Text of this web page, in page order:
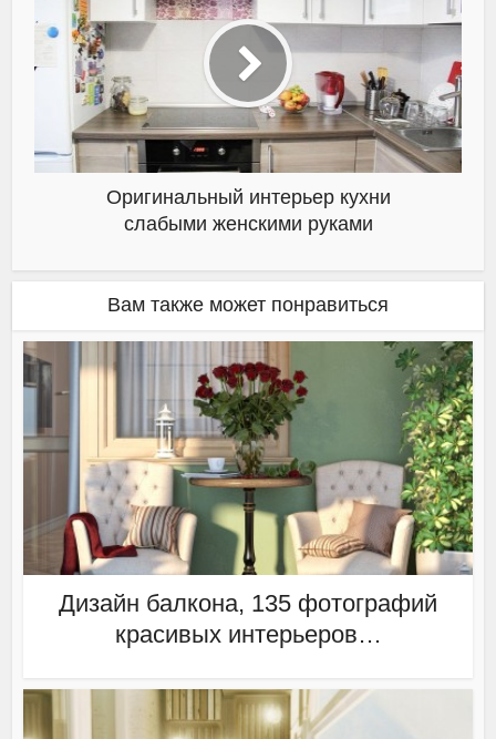
Оригинальный интерьер кухни
слабыми женскими руками
Вам также может понравиться
Дизайн балкона, 135 фотографий
красивых интерьеров…